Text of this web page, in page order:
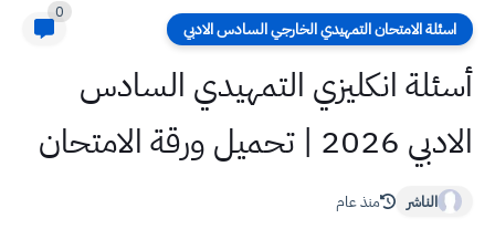
اسئلة الامتحان التمهيدي الخارجي السادس الادبي
0
أسئلة انكليزي التمهيدي السادس
الادبي 2026 | تحميل ورقة الامتحان
الناشر منذ عام